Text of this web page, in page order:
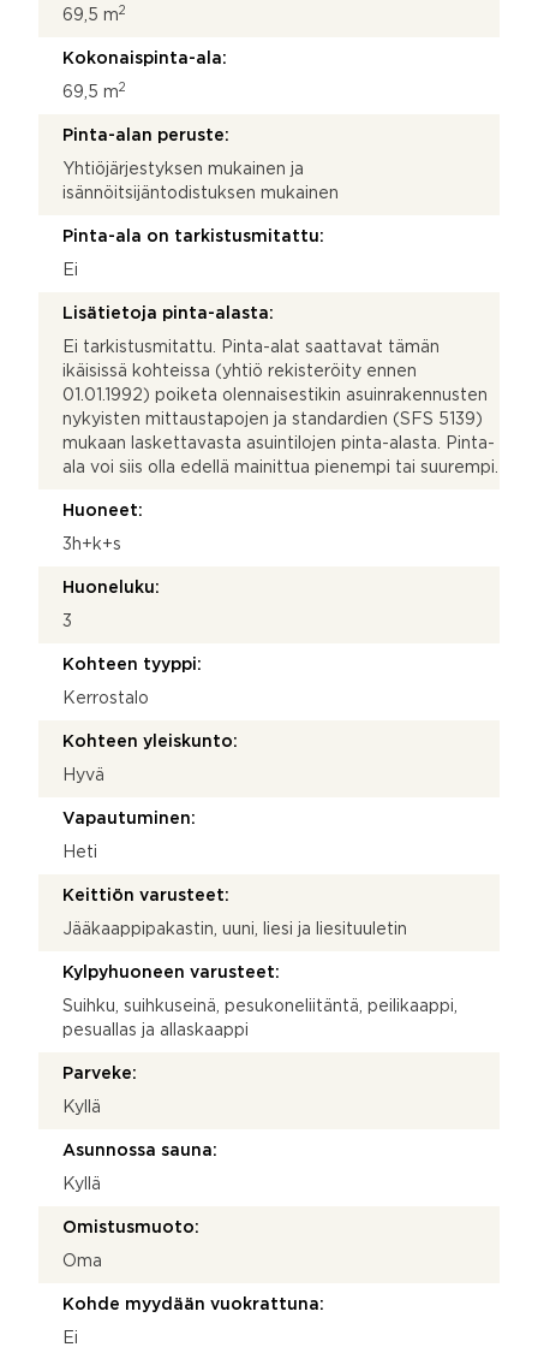
69,5 m2
Kokonaispinta-ala:
69,5 m2
Pinta-alan peruste:
Yhtiöjärjestyksen mukainen ja
isännöitsijäntodistuksen mukainen
Pinta-ala on tarkistusmitattu:
Ei
Lisätietoja pinta-alasta:
Ei tarkistusmitattu. Pinta-alat saattavat tämän
ikäisissä kohteissa (yhtiö rekisteröity ennen
01.01.1992) poiketa olennaisestikin asuinrakennusten
nykyisten mittaustapojen ja standardien (SFS 5139)
mukaan laskettavasta asuintilojen pinta-alasta. Pinta-
ala voi siis olla edellä mainittua pienempi tai suurempi.
Huoneet:
3h+k+s
Huoneluku:
3
Kohteen tyyppi:
Kerrostalo
Kohteen yleiskunto:
Hyvä
Vapautuminen:
Heti
Keittiön varusteet:
Jääkaappipakastin, uuni, liesi ja liesituuletin
Kylpyhuoneen varusteet:
Suihku, suihkuseinä, pesukoneliitäntä, peilikaappi,
pesuallas ja allaskaappi
Parveke:
Kyllä
Asunnossa sauna:
Kyllä
Omistusmuoto:
Oma
Kohde myydään vuokrattuna:
Ei